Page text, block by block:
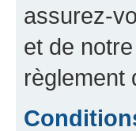
assurez-
et de
règlement